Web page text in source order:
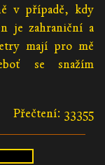
v případě, kdy
je zahraniční a
mají pro mě
se snažím
Přečtení: 33355